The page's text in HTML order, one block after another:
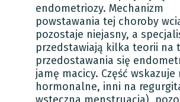
endometriozy. Mechanizm
powstawania tej choroby
pozostaje niejasny, a
przedstawiają kilka teorii na
przedostawania się
jamę macicy. Część
hormonalne, inni na